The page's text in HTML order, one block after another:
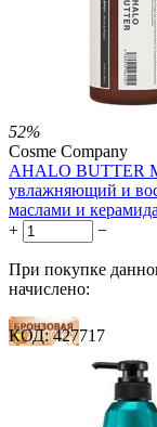
Нет в наличии
 
52%
Cosme Company
AHALO BUTTER
увлажняющий и
маслами и
+
−
При покупке
начислено:
81 балл
КОД: 427717